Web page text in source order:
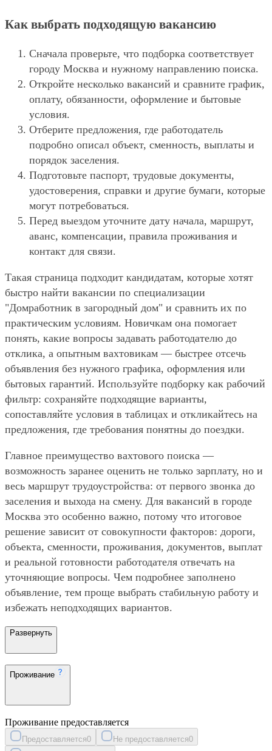
Как выбрать подходящую вакансию
Сначала проверьте, что подборка соответствует
городу Москва и нужному направлению поиска.
Откройте несколько вакансий и сравните график,
оплату, обязанности, оформление и бытовые
условия.
Отберите предложения, где работодатель
подробно описал объект, сменность, выплаты и
порядок заселения.
Подготовьте паспорт, трудовые документы,
удостоверения, справки и другие бумаги, которые
могут потребоваться.
Перед выездом уточните дату начала, маршрут,
аванс, компенсации, правила проживания и
контакт для связи.
Такая страница подходит кандидатам, которые хотят
быстро найти вакансии по специализации
"Домработник в загородный дом" и сравнить их по
практическим условиям. Новичкам она помогает
понять, какие вопросы задавать работодателю до
отклика, а опытным вахтовикам — быстрее отсечь
объявления без нужного графика, оформления или
бытовых гарантий. Используйте подборку как рабочий
фильтр: сохраняйте подходящие варианты,
сопоставляйте условия в таблицах и откликайтесь на
предложения, где требования понятны до поездки.
Главное преимущество вахтового поиска —
возможность заранее оценить не только зарплату, но и
весь маршрут трудоустройства: от первого звонка до
заселения и выхода на смену. Для вакансий в городе
Москва это особенно важно, потому что итоговое
решение зависит от совокупности факторов: дороги,
объекта, сменности, проживания, документов, выплат
и реальной готовности работодателя отвечать на
уточняющие вопросы. Чем подробнее заполнено
объявление, тем проще выбрать стабильную работу и
избежать неподходящих вариантов.
Развернуть
Проживание
Проживание предоставляется
Предоставляется0 Не предоставляется0